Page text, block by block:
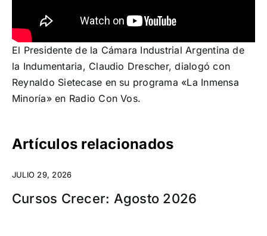
El Presidente de la Cámara Industrial Argentina de
la Indumentaria, Claudio Drescher, dialogó con
Reynaldo Sietecase en su programa «La Inmensa
Minoría» en Radio Con Vos.
Artículos relacionados
JULIO 29, 2026
Cursos Crecer: Agosto 2026